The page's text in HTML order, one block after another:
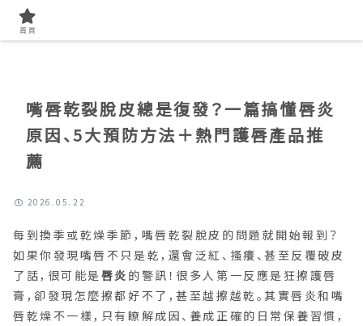
嘴唇乾裂脫皮總是復發？一篇搞懂唇炎
原因、5大預防方法＋熱門護唇產品推
薦
2026.05.22
每到換季或乾燥季節，嘴唇乾裂脫皮的問題就開始報到？
如果你發現嘴唇不只是乾，還會泛紅、搔癢、甚至反覆破皮
了話，很可能是唇炎 的警訊！很多人第一反應是狂擦護唇
膏，卻發現怎麼擦都好不了，甚至越擦越乾。其實唇炎和嘴
唇乾燥不一樣，只有瞭解成因、養成正確的日常保養習慣，
首頁